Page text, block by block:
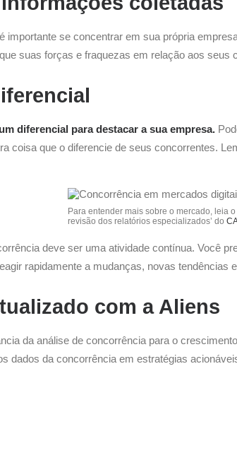
importante se concentrar em sua própria
suas forças e fraquezas em relação aos seus
diferencial para destacar a sua empresa.
coisa que o diferencie de seus concorrentes.
Para entender mais sobre o mercado, leia
revisão dos relatórios especializados’ do
deve ser uma atividade contínua. Você
rapidamente a mudanças, novas tendências
com a Aliens
da análise de concorrência para o
dados da concorrência em estratégias